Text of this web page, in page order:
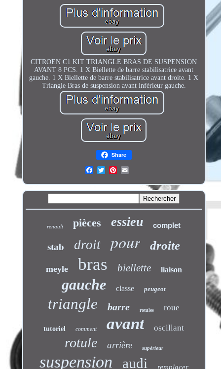
CITROEN C1 KIT TRIANGLE BRAS DE SUSPENSION
AVANT 8 PCS. 1 X Biellette de barre stabilisatrice avant
gauche. 1 X Biellette de barre stabilisatrice avant droite. 1 X
Triangle Bras de suspension avant inférieur gauche.
Share
renault pièces essieu complet
stab droit pour droite
meyle bras biellette liaison
gauche classe peugeot
triangle barre rotules roue
tutoriel comment avant oscillant
rotule arrière supérieur
suspension audi remplacer